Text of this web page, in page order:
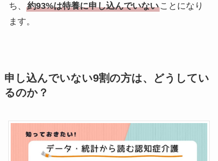
ち、 約93%は特養に申し込んでいないことになり
ます。
申し込んでいない9割の方は、どうしてい
るのか？